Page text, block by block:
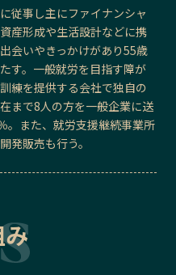
従事し主にファイナンシャ
産形成や生活設計などに携
会いやきっかけがあり55歳
す。一般就労を目指す障が
練を提供する会社で独自の
まで8人の方を一般企業に送
。また、就労支援継続事業所
発販売も行う。